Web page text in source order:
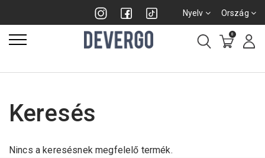
Nyelv Ország
0
Keresés
Nincs a keresésnek megfelelő termék.